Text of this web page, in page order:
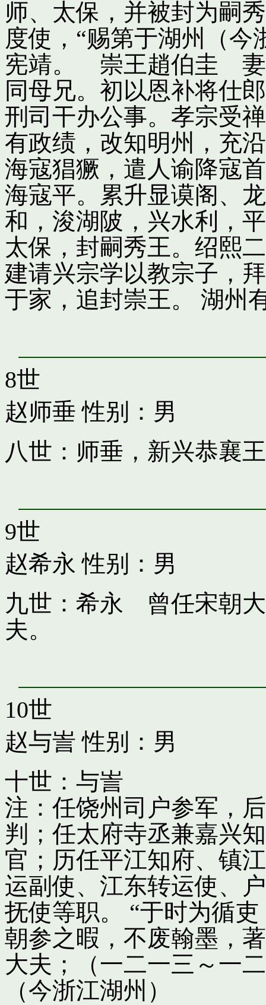
师、太保，并被封为嗣
度使，“赐第于湖州（今
宪靖。 崇王趙伯圭 妻
同母兄。初以恩补将仕
刑司干办公事。孝宗受
有政绩，改知明州，充
海寇猖獗，遣人谕降寇
海寇平。累升显谟阁、
和，浚湖陂，兴水利，
太保，封嗣秀王。绍熙
建请兴宗学以教宗子，
于家，追封崇王。 湖州
8世
赵师垂 性别：男
八世：师垂，新兴恭襄王
9世
赵希永 性别：男
九世：希永 曾任宋朝
夫。
10世
赵与訔 性别：男
十世：与訔
注：任饶州司户参军，
判；任太府寺丞兼嘉兴
官；历任平江知府、镇
运副使、江东转运使、
抚使等职。 “于时为循
朝参之暇，不废翰墨，
大夫；（一二一三～一
（今浙江湖州）